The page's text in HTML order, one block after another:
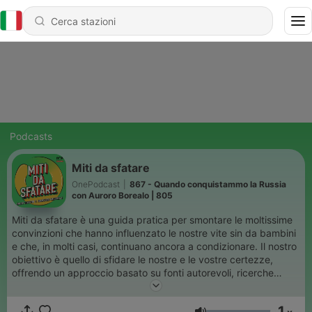
Podcasts
Miti da sfatare
OnePodcast
867 - Quando conquistammo la Russia
con Auroro Borealo | 805
Miti da sfatare è una guida pratica per smontare le moltissime
convinzioni che hanno influenzato le nostre vite sin da bambini
e che, in molti casi, continuano ancora a condizionare. Il nostro
obiettivo è quello di sfidare le nostre e le vostre certezze,
offrendo un approccio basato su fonti autorevoli, ricerche
approfondite e esperimenti concreti, al fine di promuovere una